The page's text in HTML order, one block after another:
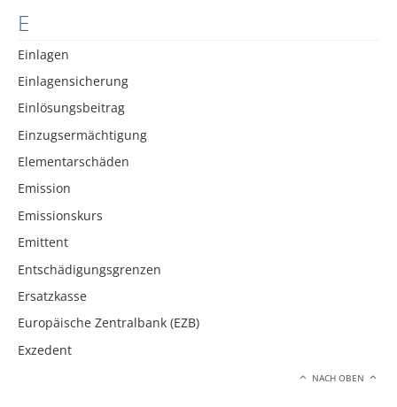
E
Einlagen
Einlagensicherung
Einlösungsbeitrag
Einzugsermächtigung
Elementarschäden
Emission
Emissionskurs
Emittent
Entschädigungsgrenzen
Ersatzkasse
Europäische Zentralbank (EZB)
Exzedent
NACH OBEN